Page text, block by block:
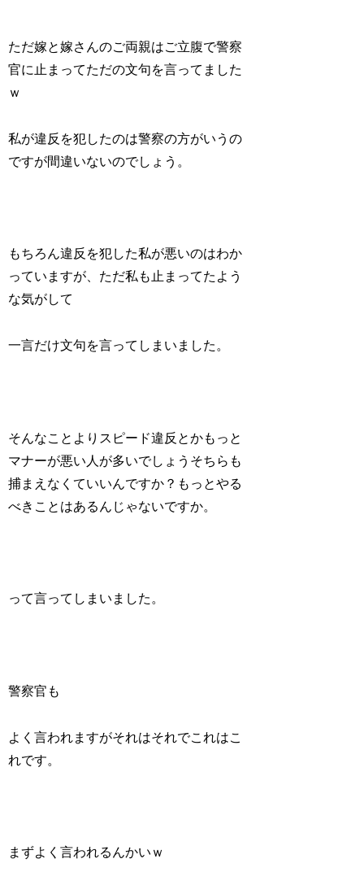
ただ嫁と嫁さんのご両親はご立腹で警察
官に止まってただの文句を言ってました
ｗ
私が違反を犯したのは警察の方がいうの
ですが間違いないのでしょう。
もちろん違反を犯した私が悪いのはわか
っていますが、ただ私も止まってたよう
な気がして
一言だけ文句を言ってしまいました。
そんなことよりスピード違反とかもっと
マナーが悪い人が多いでしょうそちらも
捕まえなくていいんですか？もっとやる
べきことはあるんじゃないですか。
って言ってしまいました。
警察官も
よく言われますがそれはそれでこれはこ
れです。
まずよく言われるんかいｗ